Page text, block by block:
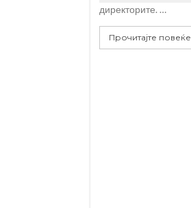
директорите. …
Прочитајте повеќе